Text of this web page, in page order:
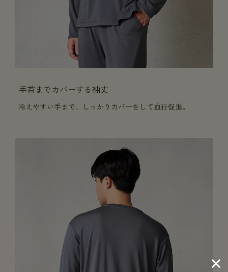
手首までカバーする袖丈
冷えやすい手まで、しっかりカバーをして血行促進。